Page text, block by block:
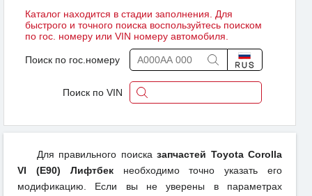
Каталог находится в стадии заполнения. Для
быстрого и точного поиска воспользуйтесь поиском
по гос. номеру или VIN номеру автомобиля.
Поиск по гос.номеру
Поиск по VIN
Для правильного поисказапчастей Toyota Corolla
VI (E90) Лифтбекнеобходимо точно указать его
модификацию. Если вы не уверены в параметрах